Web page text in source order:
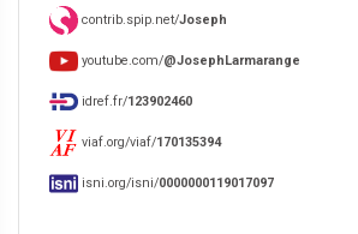
contrib.spip.net/Joseph
youtube.com/@JosephLarmarange
idref.fr/123902460
viaf.org/viaf/170135394
isni.org/isni/0000000119017097